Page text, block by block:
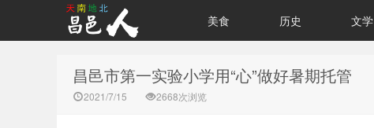
美食 历史 文学
昌邑市第一实验小学用“心”做好暑期托管
2021/7/15 2668次浏览